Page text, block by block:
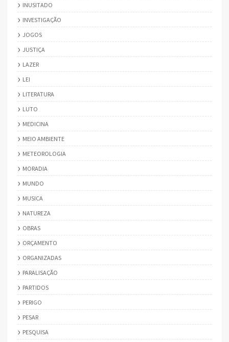
INUSITADO
INVESTIGAÇÃO
JOGOS
JUSTIÇA
LAZER
LEI
LITERATURA
LUTO
MEDICINA
MEIO AMBIENTE
METEOROLOGIA
MORADIA
MUNDO
MUSICA
NATUREZA
OBRAS
ORÇAMENTO
ORGANIZADAS
PARALISAÇÃO
PARTIDOS
PERIGO
PESAR
PESQUISA